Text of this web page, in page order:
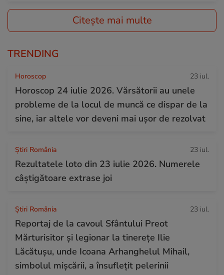
Citește mai multe
TRENDING
Horoscop 23 iul.
Horoscop 24 iulie 2026. Vărsătorii au unele
probleme de la locul de muncă ce dispar de la
sine, iar altele vor deveni mai ușor de rezolvat
Știri România 23 iul.
Rezultatele loto din 23 iulie 2026. Numerele
câștigătoare extrase joi
Știri România 23 iul.
Reportaj de la cavoul Sfântului Preot
Mărturisitor și legionar la tinerețe Ilie
Lăcătușu, unde Icoana Arhanghelul Mihail,
simbolul mișcării, a însuflețit pelerinii